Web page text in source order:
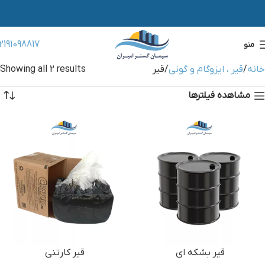
منو
خانه قیر ، ایزوگام و گونی قیر Showing all 2 results
مشاهده فیلترها
قیر بشکه ای قیر کارتنی